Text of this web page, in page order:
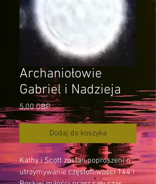
Archaniołowie
Gabriel i Nadzieja
5,00 GBPCena
Dodaj do koszyka
Kathy i Scott zostali poproszeni o
utrzymywanie częstotliwości 144 i